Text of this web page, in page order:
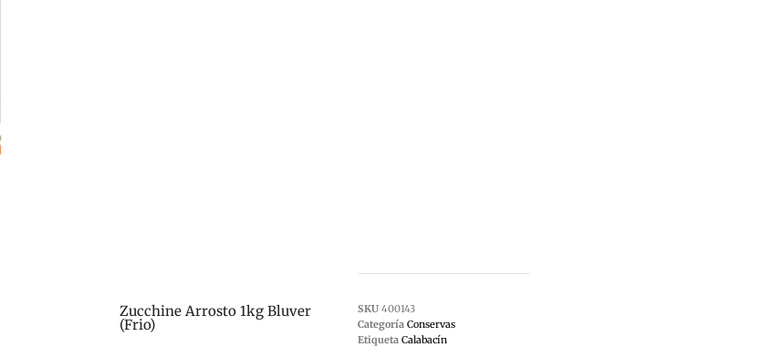
Zucchine Arrosto 1kg Bluver
(Frio)
SKU 400143
Categoría Conservas
Etiqueta Calabacín